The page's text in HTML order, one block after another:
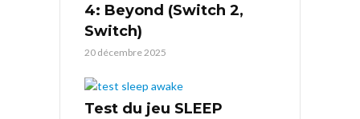
4: Beyond (Switch 2,
Switch)
20 décembre 2025
Test du jeu SLEEP